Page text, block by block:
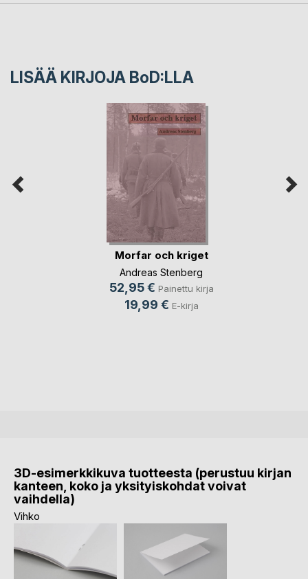
LISÄÄ KIRJOJA BoD:LLA
Morfar och kriget
Andreas Stenberg
52,95 € Painettu kirja
19,99 € E-kirja
3D-esimerkkikuva tuotteesta (perustuu kirjan
kanteen, koko ja yksityiskohdat voivat
vaihdella)
Vihko